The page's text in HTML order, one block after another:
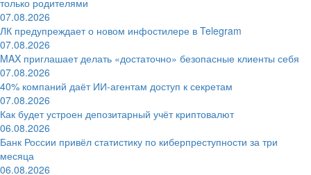
07.08.2026
ЛК предупреждает о новом инфостилере в Telegram
07.08.2026
MAX приглашает делать «достаточно» безопасные клиенты себя
07.08.2026
40% компаний даёт ИИ‑агентам доступ к секретам
07.08.2026
Как будет устроен депозитарный учёт криптовалют
06.08.2026
Банк России привёл статистику по киберпреступности за три
месяца
06.08.2026